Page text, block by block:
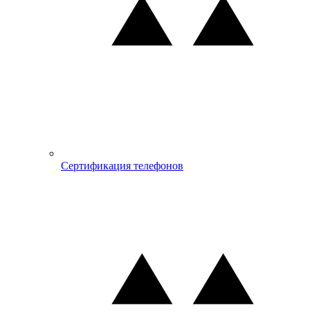
Сертификация телефонов